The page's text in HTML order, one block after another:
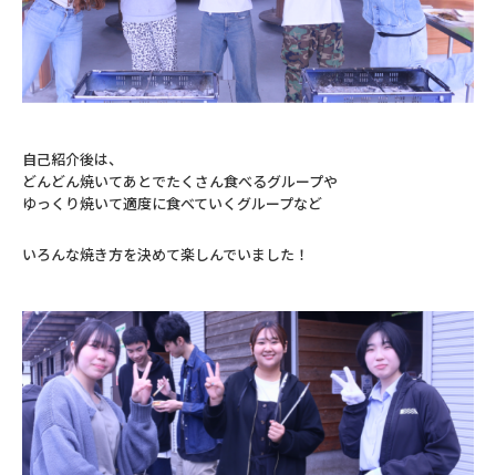
自己紹介後は、
どんどん焼いてあとでたくさん食べるグループや
ゆっくり焼いて適度に食べていくグループなど
いろんな焼き方を決めて楽しんでいました！